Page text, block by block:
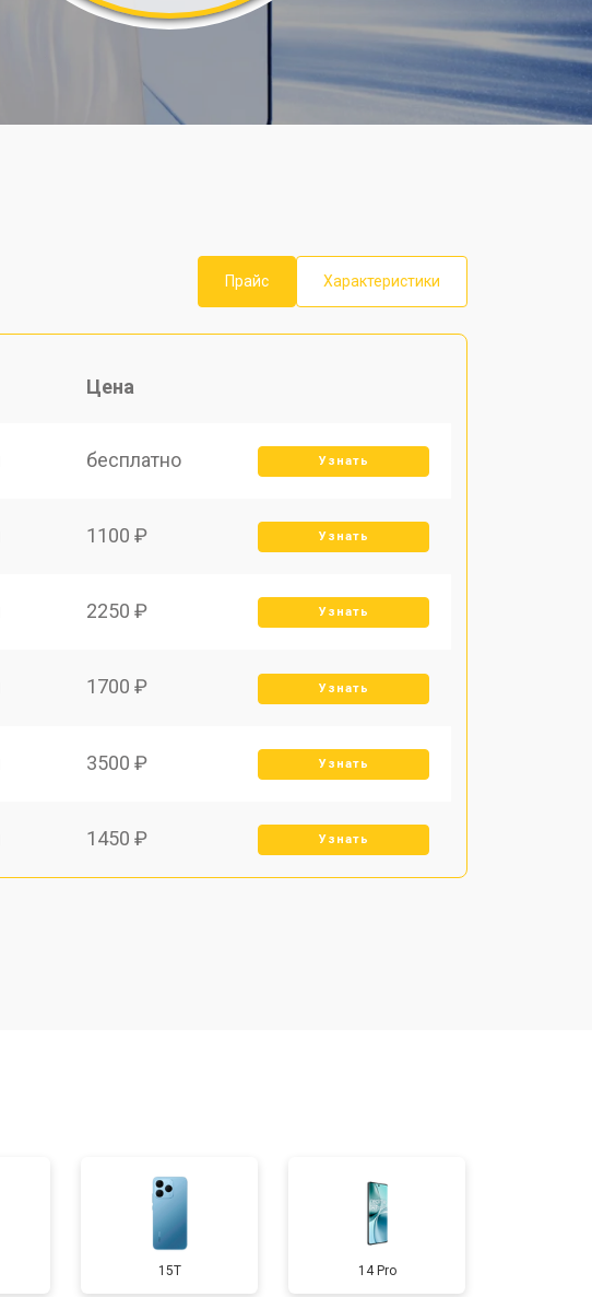
Прайс
Характеристики
Цена
бесплатно Узнать
1100 ₽ Узнать
2250 ₽ Узнать
1700 ₽ Узнать
3500 ₽ Узнать
1450 ₽ Узнать
Узнать
2700 ₽ Узнать
15T 14 Pro